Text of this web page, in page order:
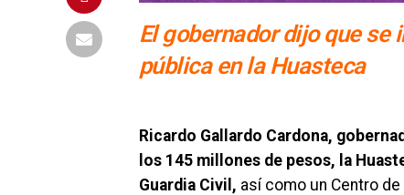
El gobernador dijo que
pública en la Huasteca
Ricardo Gallardo Cardona,
los 145 millones de pesos, la
Guardia Civil, así como un Centro